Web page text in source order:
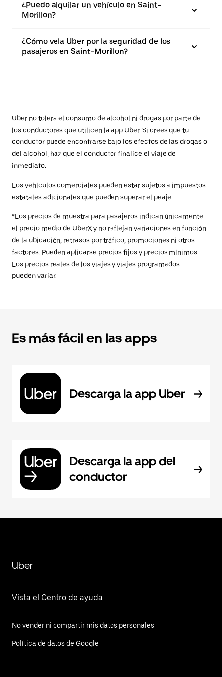
¿Puedo alquilar un vehículo en Saint-
Morillon?
¿Cómo vela Uber por la seguridad de los
pasajeros en Saint-Morillon?
Uber no tolera el consumo de alcohol ni drogas por parte de
los conductores que utilicen la app Uber. Si crees que tu
conductor puede encontrarse bajo los efectos de las drogas o
del alcohol, haz que el conductor finalice el viaje de
inmediato.
Los vehículos comerciales pueden estar sujetos a impuestos
estatales adicionales que pueden superar el peaje.
*Los precios de muestra para pasajeros indican únicamente
el precio medio de UberX y no reflejan variaciones en función
de la ubicación, retrasos por tráfico, promociones ni otros
factores. Pueden aplicarse precios fijos y precios mínimos.
Los precios reales de los viajes y viajes programados
pueden variar.
Es más fácil en las apps
Descarga la app Uber
Descarga la app del
conductor
Uber
Vista el Centro de ayuda
No vender ni compartir mis datos personales
Política de datos de Google